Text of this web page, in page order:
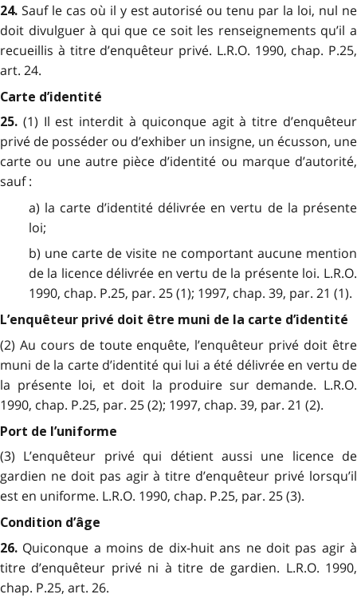
24. Sauf le cas où il y est autorisé ou tenu par la loi, nul ne
doit divulguer à qui que ce soit les renseignements qu’il a
recueillis à titre d’enquêteur privé. L.R.O. 1990, chap. P.25,
art. 24.
Carte d’identité
25. (1) Il est interdit à quiconque agit à titre d’enquêteur
privé de posséder ou d’exhiber un insigne, un écusson, une
carte ou une autre pièce d’identité ou marque d’autorité,
sauf :
a) la carte d’identité délivrée en vertu de la présente
loi;
b) une carte de visite ne comportant aucune mention
de la licence délivrée en vertu de la présente loi. L.R.O.
1990, chap. P.25, par. 25 (1); 1997, chap. 39, par. 21 (1).
L’enquêteur privé doit être muni de la carte d’identité
(2) Au cours de toute enquête, l’enquêteur privé doit être
muni de la carte d’identité qui lui a été délivrée en vertu de
la présente loi, et doit la produire sur demande. L.R.O.
1990, chap. P.25, par. 25 (2); 1997, chap. 39, par. 21 (2).
Port de l’uniforme
(3) L’enquêteur privé qui détient aussi une licence de
gardien ne doit pas agir à titre d’enquêteur privé lorsqu’il
est en uniforme. L.R.O. 1990, chap. P.25, par. 25 (3).
Condition d’âge
26. Quiconque a moins de dix-huit ans ne doit pas agir à
titre d’enquêteur privé ni à titre de gardien. L.R.O. 1990,
chap. P.25, art. 26.